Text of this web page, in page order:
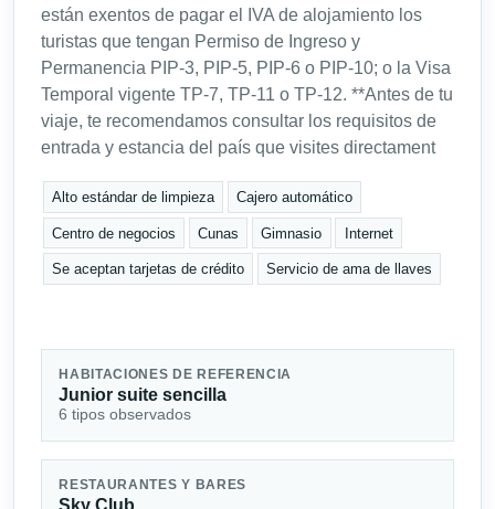
están exentos de pagar el IVA de alojamiento los
turistas que tengan Permiso de Ingreso y
Permanencia PIP-3, PIP-5, PIP-6 o PIP-10; o la Visa
Temporal vigente TP-7, TP-11 o TP-12. **Antes de tu
viaje, te recomendamos consultar los requisitos de
entrada y estancia del país que visites directament
Alto estándar de limpieza Cajero automático
Centro de negocios Cunas Gimnasio Internet
Se aceptan tarjetas de crédito Servicio de ama de llaves
HABITACIONES DE REFERENCIA
Junior suite sencilla
6 tipos observados
RESTAURANTES Y BARES
Sky Club